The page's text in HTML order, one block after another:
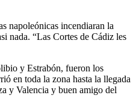
napoleónicas incendiaran la
nada. “Las Cortes de Cádiz les
y Estrabón, fueron los
en toda la zona hasta la llegada
y Valencia y buen amigo del